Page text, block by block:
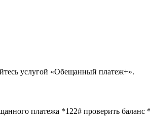
услугой «Обещанный платеж+».
платежа *122# проверить баланс